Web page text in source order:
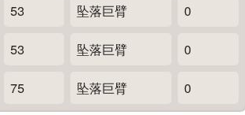
53 坠落巨臂 0
53 坠落巨臂 0
75 坠落巨臂 0